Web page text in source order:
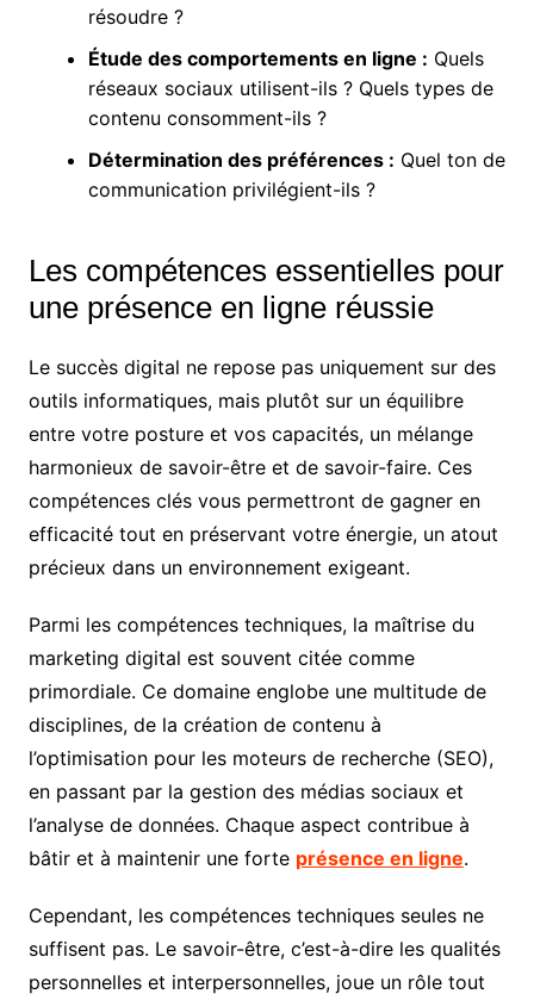
résoudre ?
Étude des comportements en ligne : Quels
réseaux sociaux utilisent-ils ? Quels types de
contenu consomment-ils ?
Détermination des préférences : Quel ton de
communication privilégient-ils ?
Les compétences essentielles pour
une présence en ligne réussie
Le succès digital ne repose pas uniquement sur des
outils informatiques, mais plutôt sur un équilibre
entre votre posture et vos capacités, un mélange
harmonieux de savoir-être et de savoir-faire. Ces
compétences clés vous permettront de gagner en
efficacité tout en préservant votre énergie, un atout
précieux dans un environnement exigeant.
Parmi les compétences techniques, la maîtrise du
marketing digital est souvent citée comme
primordiale. Ce domaine englobe une multitude de
disciplines, de la création de contenu à
l’optimisation pour les moteurs de recherche (SEO),
en passant par la gestion des médias sociaux et
l’analyse de données. Chaque aspect contribue à
bâtir et à maintenir une forte présence en ligne.
Cependant, les compétences techniques seules ne
suffisent pas. Le savoir-être, c’est-à-dire les qualités
personnelles et interpersonnelles, joue un rôle tout